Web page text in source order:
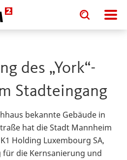
Toggle
search
input
Toggle
search
input
des „York“-
Stadteingang
bekannte Gebäude in
hat die Stadt Mannheim
Holding Luxembourg SA,
für die Kernsanierung und